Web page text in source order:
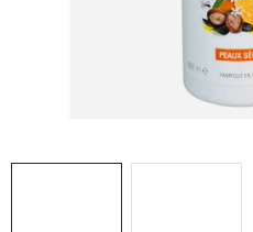
DARČEKOVÝ POUKAZ